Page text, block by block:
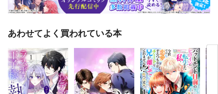
あわせてよく買われている本